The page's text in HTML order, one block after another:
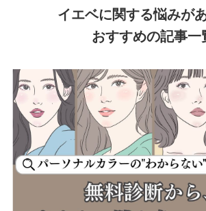
イエベに関する悩みが
おすすめの記事一